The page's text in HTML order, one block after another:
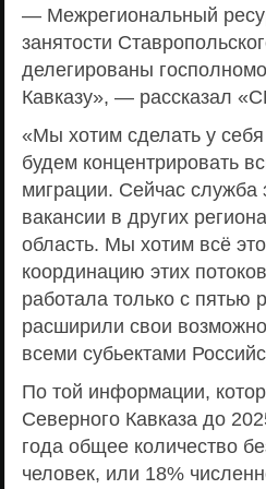
— Межрегиональный
занятости
делегированы
Кавказу», — рассказал
«Мы хотим сделать у себя
будем концентрировать
миграции. Сейчас служба
вакансии в других
область. Мы хотим всё
координацию этих
работала только с пятью
расширили свои
всеми субьектами
По той информации,
Северного Кавказа до
года общее количество
человек, или 18%